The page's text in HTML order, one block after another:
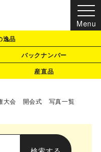
逸品
バックナンバー
産直品
大会 開会式 写真一覧